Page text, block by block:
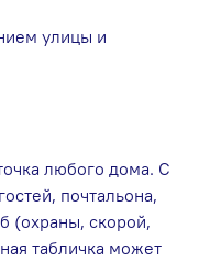
улицы и
любого дома. С
почтальона,
(охраны, скорой,
табличка может